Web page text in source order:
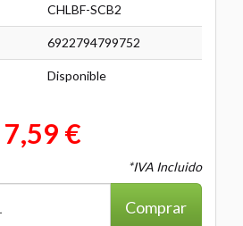
CHLBF-SCB2
6922794799752
Disponible
7,59 €
*IVA Incluido
Comprar